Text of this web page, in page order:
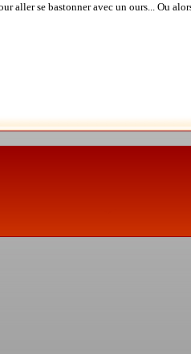
aller se bastonner avec un ours... Ou